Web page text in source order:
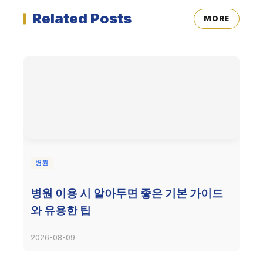
Related Posts MORE
병원
병원 이용 시 알아두면 좋은 기본 가이드
와 유용한 팁
2026-08-09